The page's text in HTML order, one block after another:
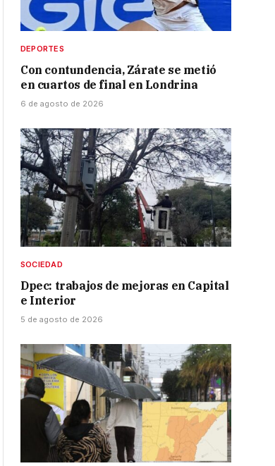
DEPORTES
Con contundencia, Zárate se metió
en cuartos de final en Londrina
6 de agosto de 2026
SOCIEDAD
Dpec: trabajos de mejoras en Capital
e Interior
5 de agosto de 2026